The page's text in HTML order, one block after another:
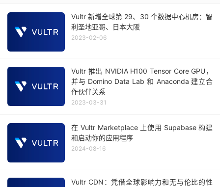
Vultr 新增全球第 29、30 个数据中心机房：智
利圣地亚哥、日本大阪
2023-02-06
Vultr 推出 NVIDIA H100 Tensor Core GPU，
并与 Domino Data Lab 和 Anaconda 建立合
作伙伴关系
2023-03-31
在 Vultr Marketplace 上使用 Supabase 构建
和启动你的应用程序
2024-08-16
Vultr CDN：凭借全球影响力和无与伦比的性